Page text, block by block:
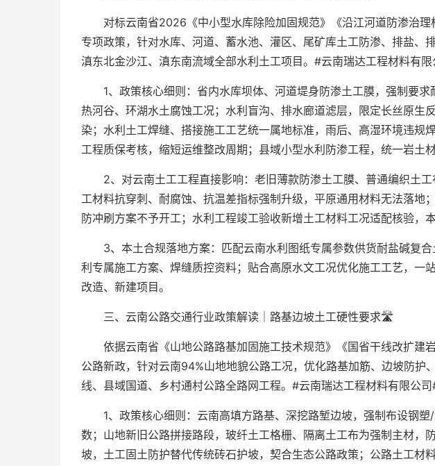
对标云南省2026《中小型水库除险加固规范》《沿江河道防渗治
专项政策，针对水库、河道、蓄水池、灌区、尾矿库土工防渗、排盐、
滇东北金沙江、滇东南流域全部水利土工项目。#云南瑞达工程材料有
1、政策核心细则：省内水库坝体、河道堤身防渗土工膜，强制要
热河谷、环湖水土腐蚀工况；水利盲沟、排水廊道滤层，限定长丝原生
染；水利土工焊缝、搭接施工工艺统一属地标准，雨后、高湿环境违规
工程质保考核，缩短运维整改周期；县域小型水利防渗工程，统一岩土
2、对云南土工工程直接影响：老旧薄款防渗土工膜、普通编织土
工材料抗穿刺、耐腐蚀、抗温差指标强制升级，平原通用材料无法落地
防冲刷方案不予开工；水利工程竣工验收新增土工材料工况适配核验，
3、本土合规落地方案：匹配云南水利图纸专属参数供货耐盐碱复
利专属施工方案、焊缝质控资料；贴合高原水文工况优化施工工艺，一
改造、新建项目。
三、云南公路交通行业政策解读｜路基边坡土工硬性要求🛣️
依据云南省《山地公路路基加固施工技术规范》《国省干线改扩建
公路新政，针对云南94%山地地貌公路工况，优化路基加筋、边坡防护
线、县域国道、乡村通村公路全路网工程。#云南瑞达工程材料有限公
1、政策核心细则：云南高填方路基、深挖路堑边坡，强制布设钢
数；山地新旧公路拼接路段，玻纤土工格栅、隔离土工布为强制主材，
坡，土工固土防护替代传统砖石护坡，契合生态公路政策；公路土工材